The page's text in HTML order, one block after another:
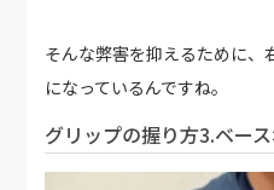
そんな弊害を抑えるために
になっているんですね。
グリップの握り方3.ベー